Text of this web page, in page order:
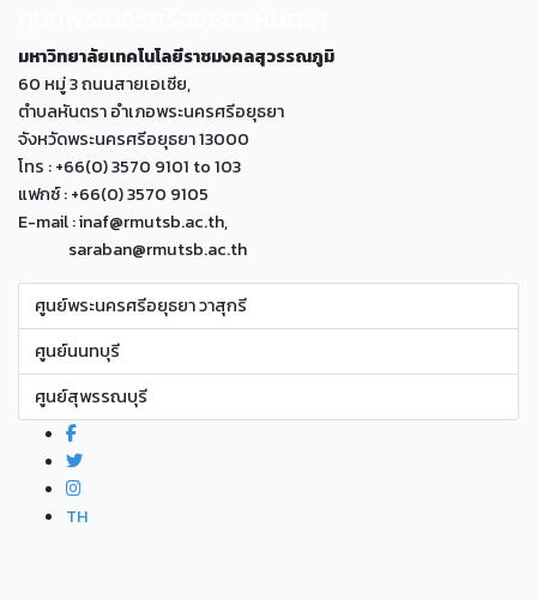
มหาวิทยาลัยเทคโนโลยีราชมงคลสุวรรณภูมิ
60 หมู่ 3 ถนนสายเอเซีย,
ตำบลหันตรา อำเภอพระนครศรีอยุธยา
จังหวัดพระนครศรีอยุธยา 13000
โทร : +66(0) 3570 9101 to 103
แฟกซ์ : +66(0) 3570 9105
E-mail : inaf@rmutsb.ac.th,
saraban@rmutsb.ac.th
ศูนย์พระนครศรีอยุธยา วาสุกรี
ศูนย์นนทบุรี
ศูนย์สุพรรณบุรี
TH